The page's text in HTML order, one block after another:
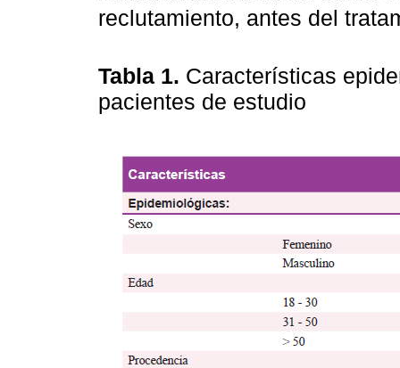
reclutamiento, antes del
Tabla 1. Características
pacientes de estudio